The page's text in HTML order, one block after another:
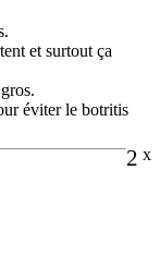
et surtout ça
éviter le botritis
2 x